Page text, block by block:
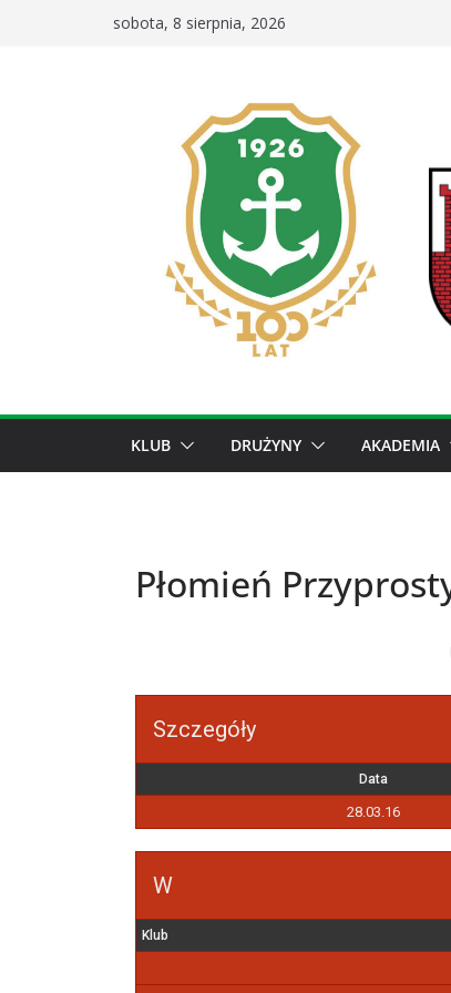
sobota, 8 sierpnia, 2026
KLUB DRUŻYNY AKADEMIA
Płomień
Szczegóły
Data
28.03.16
W
Klub